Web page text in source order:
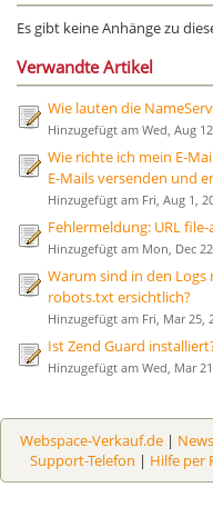
Es gibt keine Anhänge zu
Verwandte Artikel
Wie lauten die
Hinzugefügt am Wed, Aug
Wie richte ich mein E-
E-Mails versenden und
Hinzugefügt am Fri, Aug 1,
Fehlermeldung: URL file-
Hinzugefügt am Mon, Dec
Warum sind in den Logs
robots.txt ersichtlich?
Hinzugefügt am Fri, Mar 25,
Ist Zend Guard
Hinzugefügt am Wed, Mar
Webspace-Verkauf.de| News
Support-Telefon | Hilfe per